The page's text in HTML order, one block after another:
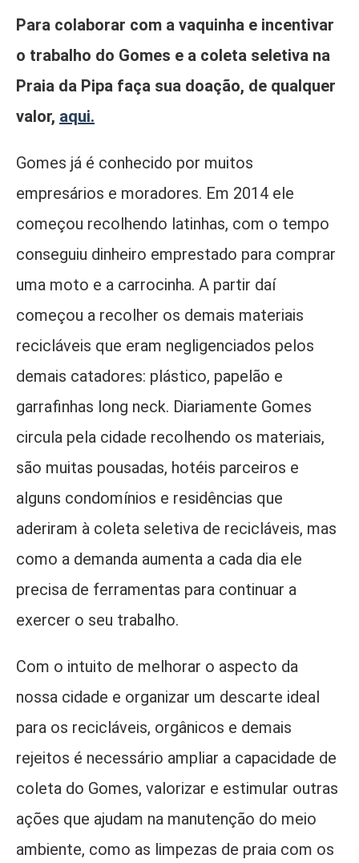
Para colaborar com a vaquinha e incentivar
o trabalho do Gomes e a coleta seletiva na
Praia da Pipa faça sua doação, de qualquer
valor, aqui.
Gomes já é conhecido por muitos
empresários e moradores. Em 2014 ele
começou recolhendo latinhas, com o tempo
conseguiu dinheiro emprestado para comprar
uma moto e a carrocinha. A partir daí
começou a recolher os demais materiais
recicláveis que eram negligenciados pelos
demais catadores: plástico, papelão e
garrafinhas long neck. Diariamente Gomes
circula pela cidade recolhendo os materiais,
são muitas pousadas, hotéis parceiros e
alguns condomínios e residências que
aderiram à coleta seletiva de recicláveis, mas
como a demanda aumenta a cada dia ele
precisa de ferramentas para continuar a
exercer o seu trabalho.
Com o intuito de melhorar o aspecto da
nossa cidade e organizar um descarte ideal
para os recicláveis, orgânicos e demais
rejeitos é necessário ampliar a capacidade de
coleta do Gomes, valorizar e estimular outras
ações que ajudam na manutenção do meio
ambiente, como as limpezas de praia com os